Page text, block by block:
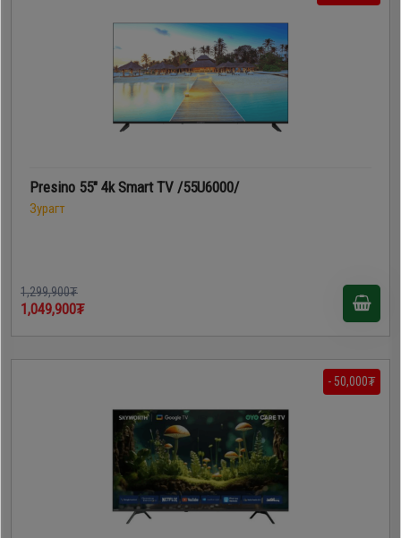
Presino 55" 4k Smart TV /55U6000/
Зурагт
1,299,900₮
1,049,900₮
- 50,000₮